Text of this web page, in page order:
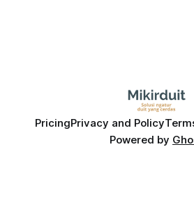
PricingPrivacy and Policy
Powered by